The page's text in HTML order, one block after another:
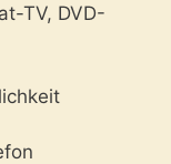
TV, DVD-